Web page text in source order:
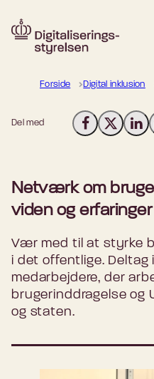
Gå til forsiden
Forside Digital inklusion
Del med Del påDel på X
Del
Netværk om
viden og erfaringer
Vær med til at styrke
i det offentlige.
medarbejdere, der
brugerinddragelse og
og staten.